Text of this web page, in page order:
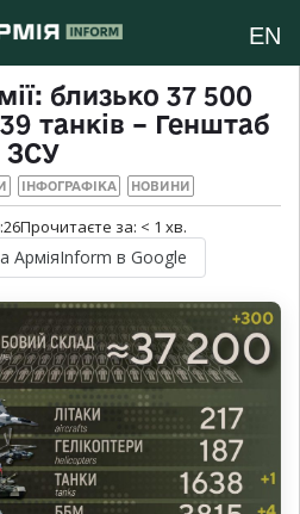
EN
близько 37 500
танків – Генштаб
ЗСУ
ІНФОГРАФІКА НОВИНИ
Прочитаєте за: < 1 хв.
АрміяInform в Google